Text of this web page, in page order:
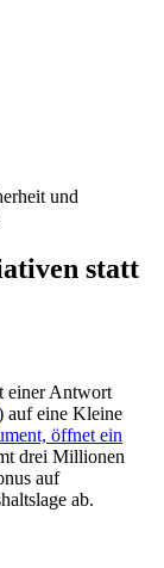
und
statt
einer Antwort
auf eine Kleine
öffnet ein
drei Millionen
auf
ab.